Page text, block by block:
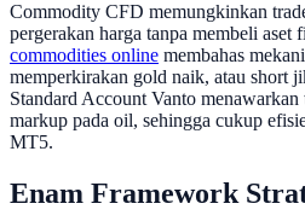
Commodity CFD memungkinkan
pergerakan harga tanpa membeli aset
commodities online membahas
memperkirakan gold naik, atau short
Standard Account Vanto menawarkan
markup pada oil, sehingga cukup
MT5.
Enam Framework